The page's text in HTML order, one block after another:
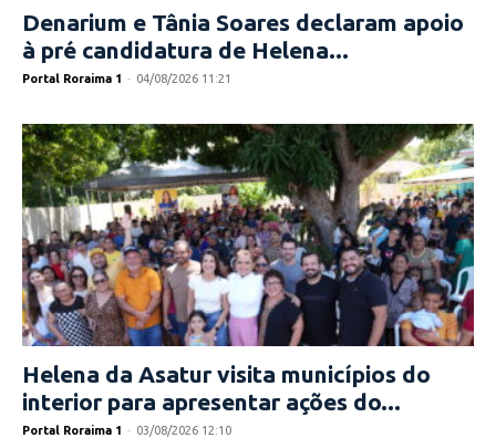
Denarium e Tânia Soares declaram apoio
à pré candidatura de Helena...
Portal Roraima 1 - 04/08/2026 11:21
Helena da Asatur visita municípios do
interior para apresentar ações do...
Portal Roraima 1 - 03/08/2026 12:10